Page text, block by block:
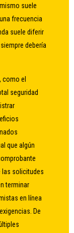
suele
frecuencia
suele diferir
debería
como el
seguridad
que algún
las solicitudes
terminar
en línea
De